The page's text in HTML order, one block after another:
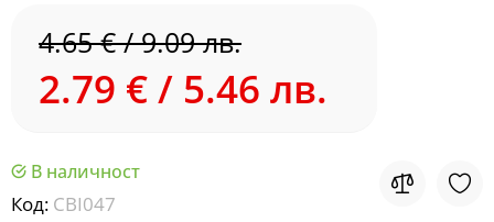
4.65 € / 9.09 лв.
2.79 € / 5.46 лв.
В наличност
Код: CBI047